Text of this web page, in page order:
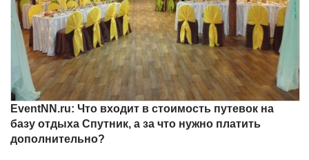
EventNN.ru: Что входит в стоимость путевок на
базу отдыха Спутник, а за что нужно платить
дополнительно?